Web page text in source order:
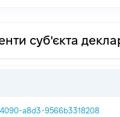
суб'єкта
a8d3-9566b3318208